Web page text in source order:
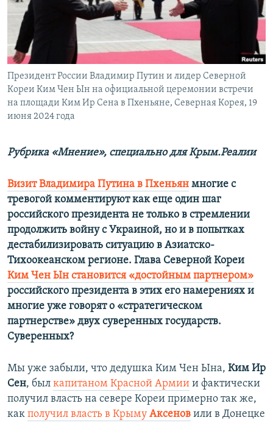
ПОБЕДИТЕЛЕЙ НЕ СУДЯТ?
КРЫМ.НЕПОКОРЕННЫЙ
ELIFBE
УКРАИНСКАЯ ПРОБЛЕМА КРЫМА
ПРИСОЕДИНЯЙТЕСЬ!
Все сайты RFE/RL
Президент России Владимир Путин и лидер Северной
Кореи Ким Чен Ын на официальной церемонии встречи
на площади Ким Ир Сена в Пхеньяне, Северная Корея, 19
июня 2024 года
Рубрика «Мнение», специально для Крым.Реалии
Визит Владимира Путина в Пхеньян многие с
тревогой комментируют как еще один шаг
российского президента не только в стремлении
продолжить войну с Украиной, но и в попытках
дестабилизировать ситуацию в Азиатско-
Тихоокеанском регионе. Глава Северной Кореи
Ким Чен Ын становится «достойным партнером»
российского президента в этих его намерениях и
многие уже говорят о «стратегическом
партнерстве» двух суверенных государств.
Суверенных?
Мы уже забыли, что дедушка Ким Чен Ына, Ким Ир
Сен, был капитаном Красной Армии и фактически
получил власть на севере Кореи примерно так же,
как получил власть в Крыму Аксенов или в Донецке